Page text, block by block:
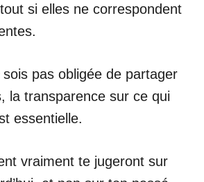
si elles ne correspondent
pas obligée de partager
la transparence sur ce qui
essentielle.
vraiment te jugeront sur